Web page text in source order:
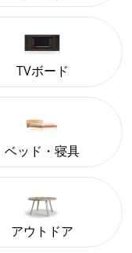
TVボード
ベッド・寝具
アウトドア